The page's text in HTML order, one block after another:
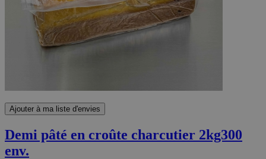
Ajouter à ma liste d'envies
Demi pâté en croûte charcutier 2kg300
env.